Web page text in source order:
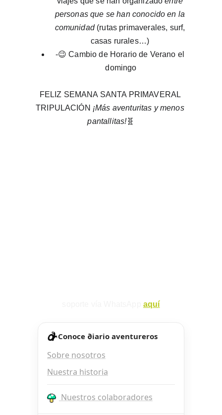
personas que se han conocido en la
comunidad (rutas primaverales, surf,
casas rurales…)
-😉⁠ Cambio de Horario de Verano el
domingo
FELIZ SEMANA SANTA PRIMAVERAL
TRIPULACIÓN ¡Más aventuritas y menos
pantallitas!🧬
aquí